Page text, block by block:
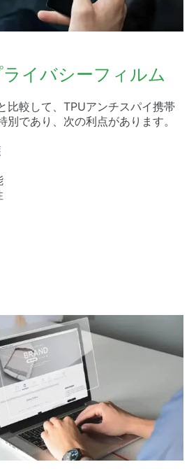
イバシーフィルム
比較して、TPUアンチスパイ携帯
別であり、次の利点があります。